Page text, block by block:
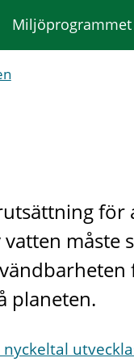
Miljöprogrammet
för
måste
planeten.
nyckeltal